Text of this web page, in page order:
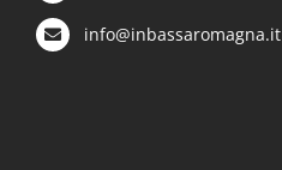
info@inbassaromagna.it